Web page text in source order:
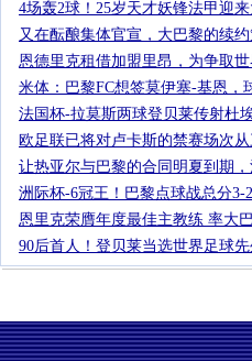
4场轰2球！25岁天才妖锋法甲迎
又在酝酿集体官宣，大巴黎的续
恩德里克租借加盟里昂，为争取
米体：巴黎FC想签莫伊塞-基恩，
法国杯-拉莫斯两球登贝莱传射杜
欧足联已将对卢卡斯的禁赛场次
让热亚尔与巴黎的合同明夏到期
洲际杯-6冠王！巴黎点球战总分3-
恩里克荣膺年度最佳主教练 率大
90后首人！登贝莱当选世界足球